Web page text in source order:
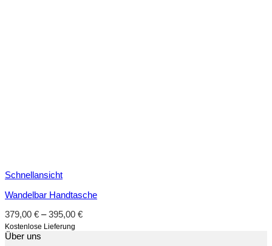
Schnellansicht
Wandelbar Handtasche
379,00 € –395,00 €
Kostenlose Lieferung
Über uns